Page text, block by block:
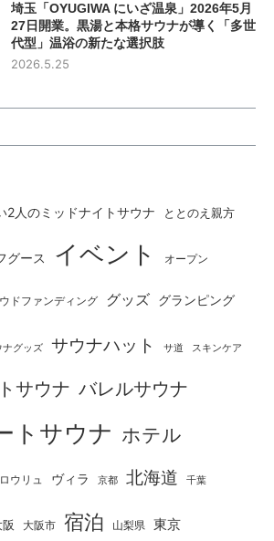
埼玉「OYUGIWA にいざ温泉」2026年5月
27日開業。黒湯と本格サウナが導く「多世
代型」温浴の新たな選択肢
2026.5.25
2人のミッドナイトサウナ ととのえ親方
グース イベント オープン
ドファンディング グッズ グランピング
ナグッズ サウナハット サ道 スキンケア
サウナ バレルサウナ
トサウナ ホテル
ロウリュ ヴィラ 京都 北海道 千葉
阪 大阪市 宿泊 山梨県 東京